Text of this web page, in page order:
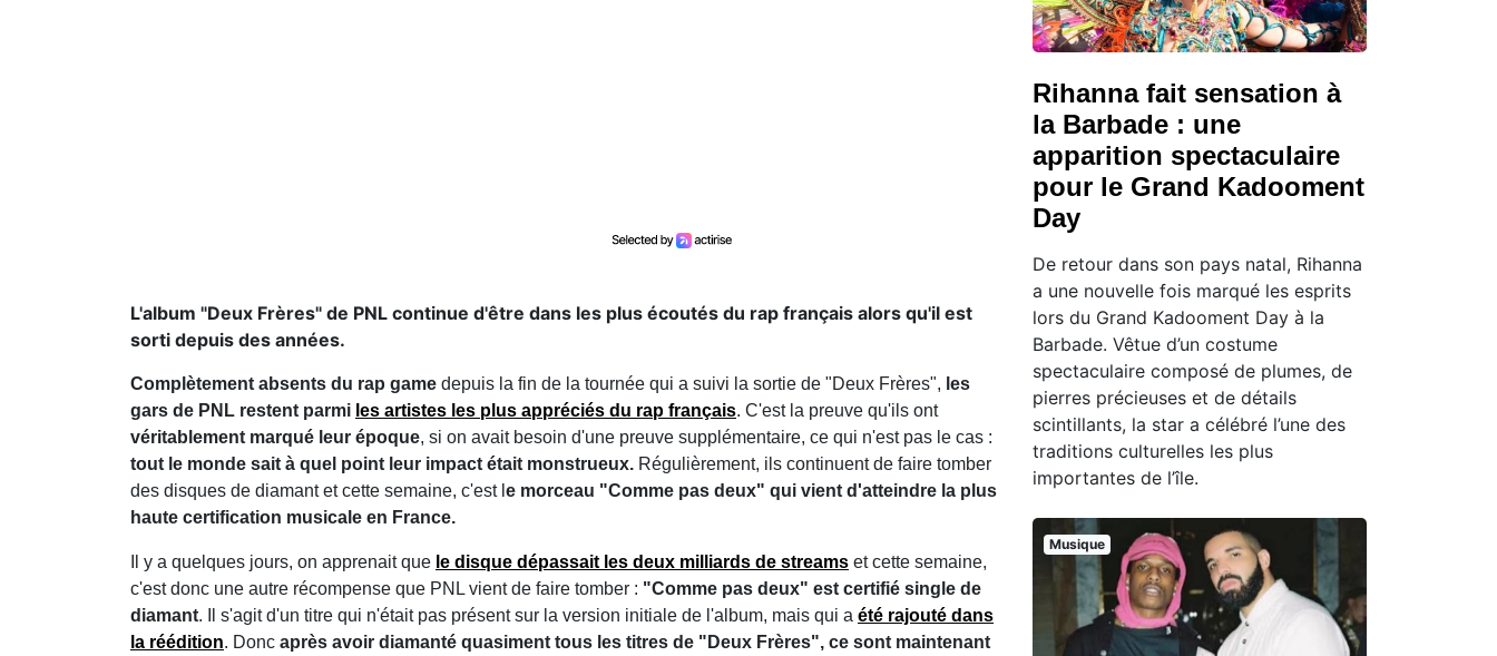
L'album "Deux Frères" de PNL continue d'être dans les plus écoutés du rap français alors qu'il est
sorti depuis des années.
Complètement absents du rap game depuis la fin de la tournée qui a suivi la sortie de "Deux Frères", les
gars de PNL restent parmi les artistes les plus appréciés du rap français. C'est la preuve qu'ils ont
véritablement marqué leur époque, si on avait besoin d'une preuve supplémentaire, ce qui n'est pas le cas :
tout le monde sait à quel point leur impact était monstrueux. Régulièrement, ils continuent de faire tomber
des disques de diamant et cette semaine, c'est l e morceau "Comme pas deux" qui vient d'atteindre la plus
haute certification musicale en France.
Il y a quelques jours, on apprenait que le disque dépassait les deux milliards de streams et cette semaine,
c'est donc une autre récompense que PNL vient de faire tomber : "Comme pas deux" est certifié single de
diamant. Il s'agit d'un titre qui n'était pas présent sur la version initiale de l'album, mais qui a été rajouté dans
la réédition. Donc après avoir diamanté quasiment tous les titres de "Deux Frères", ce sont maintenant
Rihanna fait sensation à
la Barbade : une
apparition spectaculaire
pour le Grand Kadooment
Day
De retour dans son pays natal, Rihanna
a une nouvelle fois marqué les esprits
lors du Grand Kadooment Day à la
Barbade. Vêtue d’un costume
spectaculaire composé de plumes, de
pierres précieuses et de détails
scintillants, la star a célébré l’une des
traditions culturelles les plus
importantes de l’île.
Musique